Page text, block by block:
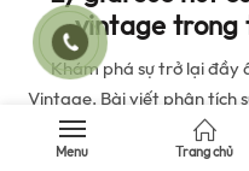
vintage trong
Khám phá sự trở lại đầy
Vintage. Bài viết phân tích
ứng dụng xu
Menu Trang chủ